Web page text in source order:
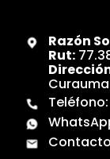
Razón
Rut:
Teléfono: